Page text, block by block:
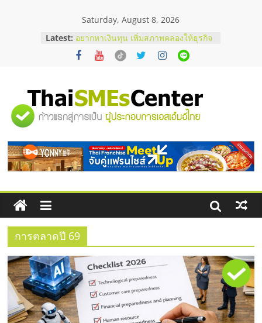
Saturday, August 8, 2026
Latest:
บริษัท Cybersecurity ในไทยที่ไหนดี?
วิธีเลือกผู้ให้บริการให้คุ้มค่าและตอบ
โจทย์ธุรกิจ
อยากหาเงินทุน เพิ่มสภาพคล่องให้ธุรกิจ
บริการน้ำมัน Shell
สัมมนาลงทุน แฟรนไชส์ยอนนี่
ThaiFranchise Meet Up จับคู่แฟรน
ร้านเครื่องเสียงคุณภาพสูง พร้อม
โซลูชันระบบภาพและเสียง
"ศูนย์
รวม
ข้อมูล
ธุรกิจ
SME
แห่ง
ประเทศไทย,
การตลาดปี 69